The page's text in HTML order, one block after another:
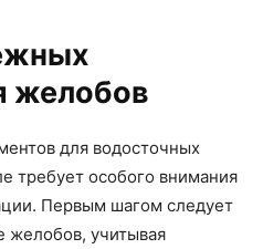
желобов
для водосточных
требует особого внимания
Первым шагом следует
желобов, учитывая